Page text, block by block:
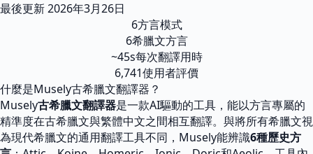
最後更新2026年3月26日
6方言模式
6希臘文方言
~45s每次翻譯用時
6,741使用者評價
什麼是Musely古希臘文翻譯器？
Musely古希臘文翻譯器是一款AI驅動的工具，能以方言專屬的
精準度在古希臘文與繁體中文之間相互翻譯。與將所有希臘文視
為現代希臘文的通用翻譯工具不同，Musely能辨識6種歷史方